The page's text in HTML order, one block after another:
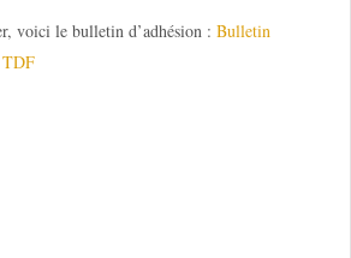
voici le bulletin d’adhésion : Bulletin
TDF